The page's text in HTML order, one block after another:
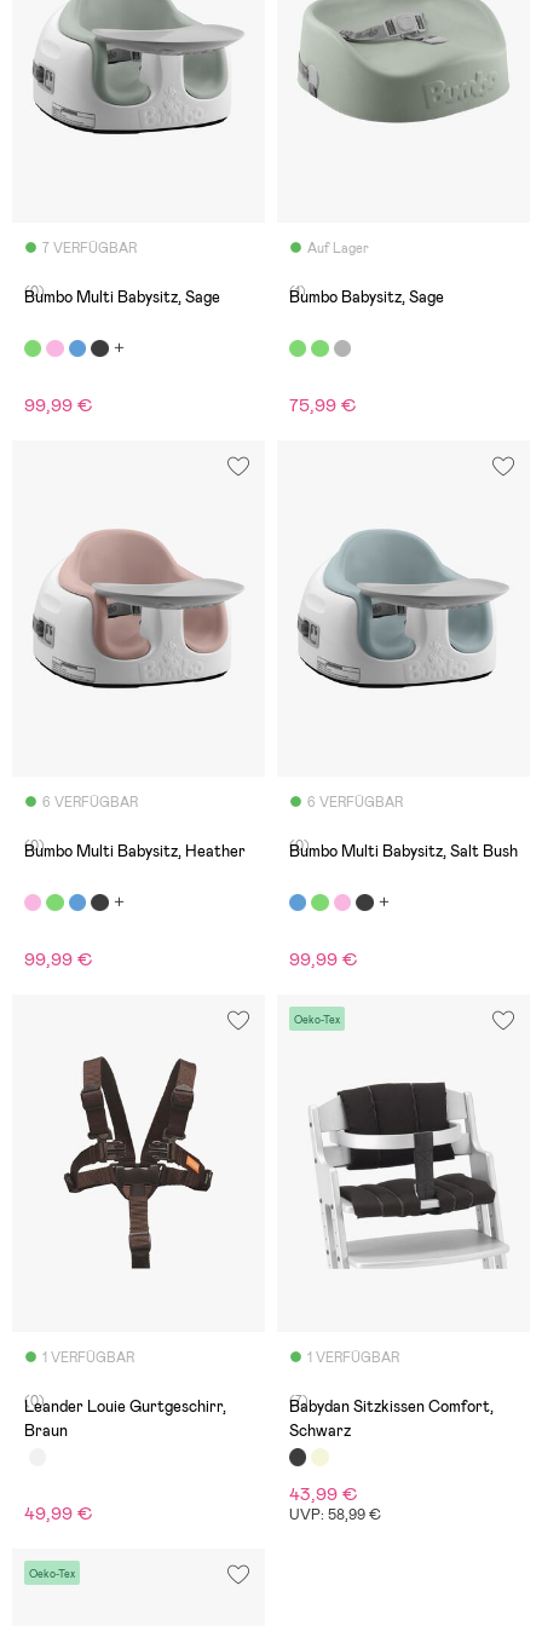
7 VERFÜGBAR
(0)
Bumbo Multi Babysitz, Sage
99,99 €
Auf Lager
(1)
Bumbo Babysitz, Sage
75,99 €
6 VERFÜGBAR
(0)
Bumbo Multi Babysitz, Heather
99,99 €
6 VERFÜGBAR
(0)
Bumbo Multi Babysitz, Salt Bush
99,99 €
1 VERFÜGBAR
(0)
Leander Louie Gurtgeschirr,
Braun
49,99 €
Oeko-Tex
1 VERFÜGBAR
(7)
Babydan Sitzkissen Comfort,
Schwarz
43,99 €
UVP: 58,99 €
Oeko-Tex